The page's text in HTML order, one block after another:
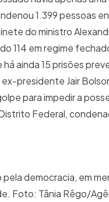
1.399 pessoas
do ministro
114 em regime
ainda 15 prisões
presidente Jair
para impedir a
Federal,
democracia, em
Foto: Tânia Rêgo/